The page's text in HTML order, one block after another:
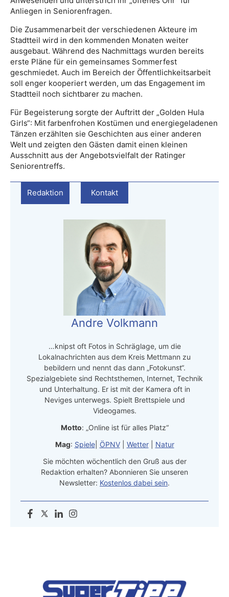
Anliegen in Seniorenfragen.
Die Zusammenarbeit der verschiedenen Akteure im
Stadtteil wird in den kommenden Monaten weiter
ausgebaut. Während des Nachmittags wurden bereits
erste Pläne für ein gemeinsames Sommerfest
geschmiedet. Auch im Bereich der Öffentlichkeitsarbeit
soll enger kooperiert werden, um das Engagement im
Stadtteil noch sichtbarer zu machen.
Für Begeisterung sorgte der Auftritt der „Golden Hula
Girls“: Mit farbenfrohen Kostümen und energiegeladenen
Tänzen erzählten sie Geschichten aus einer anderen
Welt und zeigten den Gästen damit einen kleinen
Ausschnitt aus der Angebotsvielfalt der Ratinger
Seniorentreffs.
Redaktion Kontakt
Andre Volkmann
…knipst oft Fotos in Schräglage, um die
Lokalnachrichten aus dem Kreis Mettmann zu
bebildern und nennt das dann „Fotokunst“.
Spezialgebiete sind Rechtsthemen, Internet, Technik
und Unterhaltung. Er ist mit der Kamera oft in
Neviges unterwegs. Spielt Brettspiele und
Videogames.
Motto: „Online ist für alles Platz“
Mag: Spiele| ÖPNV| Wetter| Natur
Sie möchten wöchentlich den Gruß aus der
Redaktion erhalten? Abonnieren Sie unseren
Newsletter: Kostenlos dabei sein.